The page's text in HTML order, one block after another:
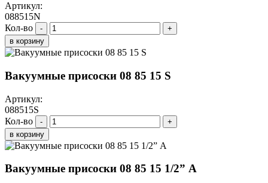
Артикул:
088515N
Кол-во
-
+
в корзину
Вакуумные присоски 08 85 15 S
Артикул:
088515S
Кол-во
-
+
в корзину
Вакуумные присоски 08 85 15 1/2” A